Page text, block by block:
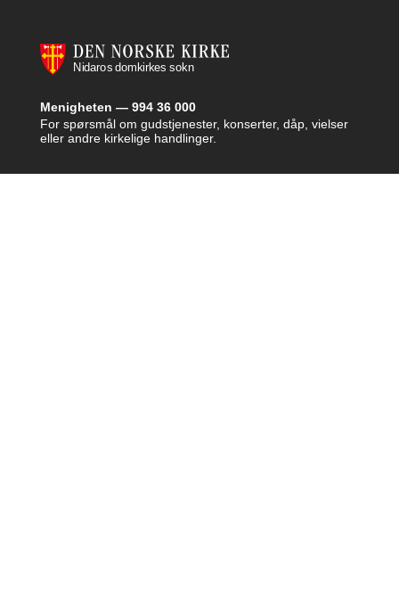
Menigheten — 994 36 000
For spørsmål om gudstjenester, konserter, dåp, vielser
eller andre kirkelige handlinger.